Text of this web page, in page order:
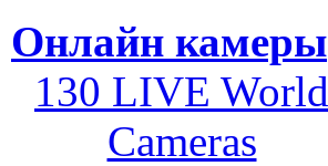
Онлайн камеры
130 LIVE World
Cameras